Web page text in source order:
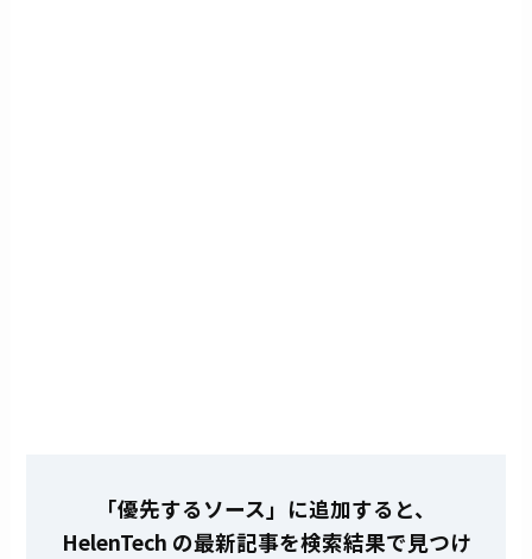
「優先するソース」に追加すると、
HelenTech の最新記事を検索結果で見つけ